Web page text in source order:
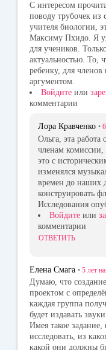
С интересом
поводу трубочек из
учителя биологии,
Максиму Пхидо. Я
для учеников.
актуальностью. То,
ребенку, для
аргументом.
Войдите или
комментарии
Лора Кравченко •
Ольга, эта работа
членам комиссии,
это с
изменялся
времен до наших
конструировать
Исследования
Войдите или
комментарии
ОТВЕТИТЬ
Елена Смага • 5 лет
Думаю, что
проектом с
каждая группа
будет издавать
Имея такое
исследовать, из
какой они должны